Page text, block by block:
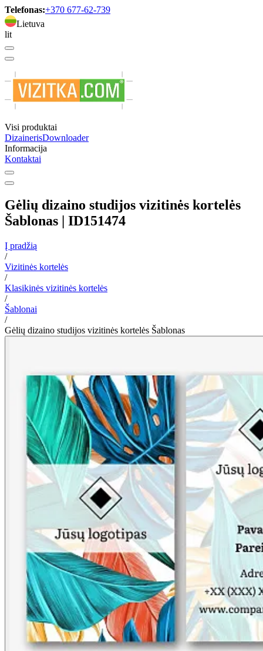
Telefonas:+370 677-62-739
Lietuva
lit
Visi produktai
DizainerisDownloader
Informacija
Kontaktai
Gėlių dizaino studijos vizitinės kortelės
Šablonas | ID151474
Į pradžią
/
Vizitinės kortelės
/
Klasikinės vizitinės kortelės
/
Šablonai
/
Gėlių dizaino studijos vizitinės kortelės Šablonas